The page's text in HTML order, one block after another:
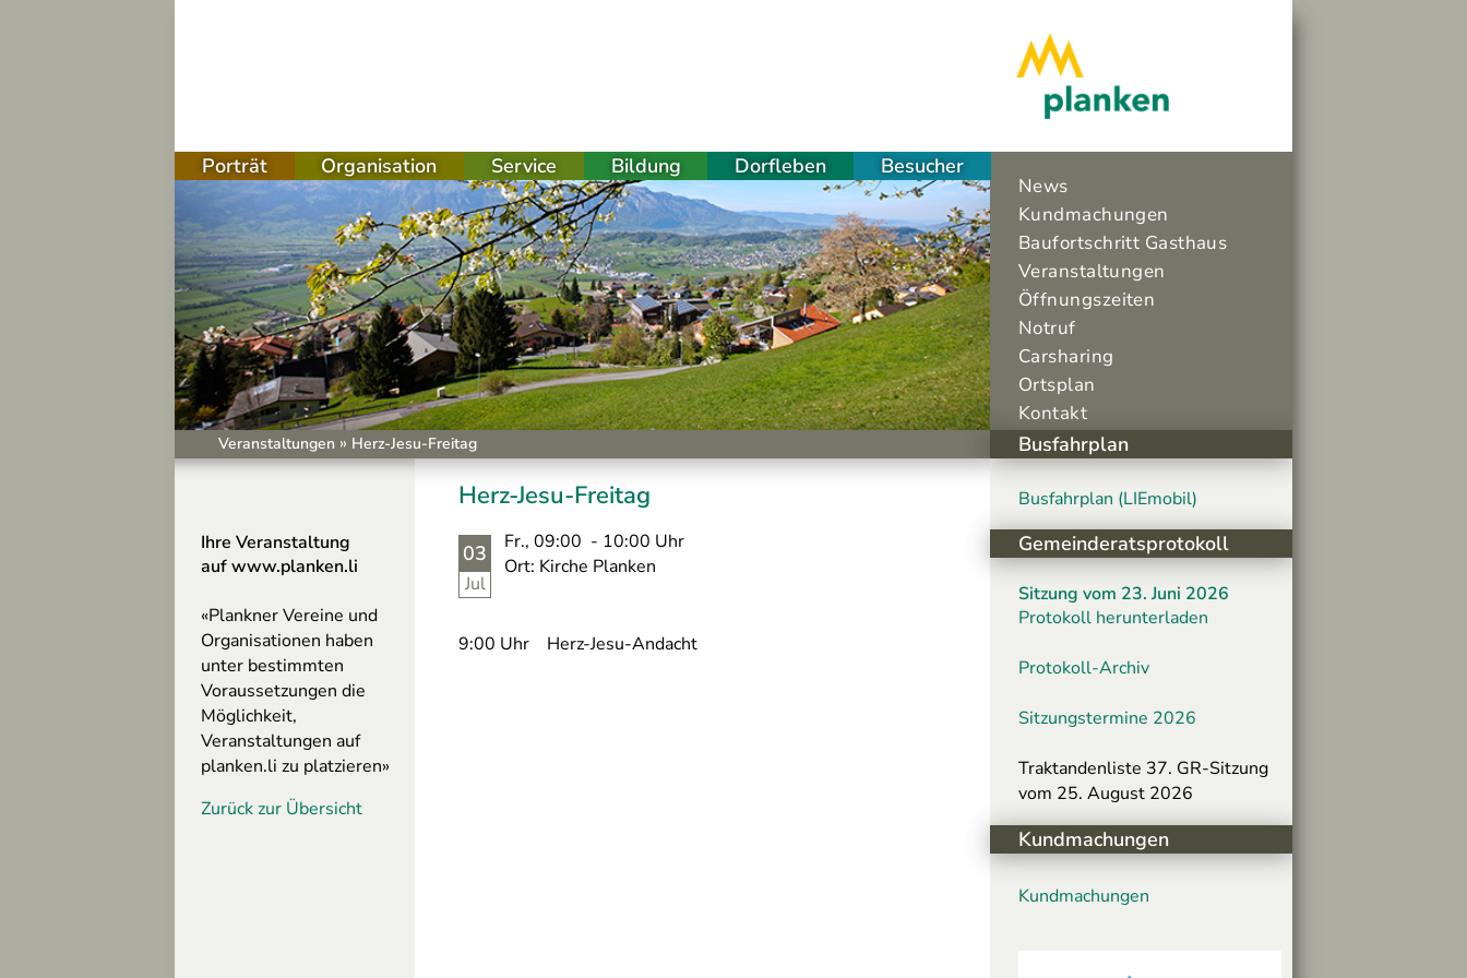
Porträt Organisation Service Bildung Dorfleben Besucher
News
Kundmachungen
Baufortschritt Gasthaus
Veranstaltungen
Öffnungszeiten
Notruf
Carsharing
Ortsplan
Kontakt
Veranstaltungen » Herz-Jesu-Freitag
Ihre Veranstaltung
auf www.planken.li
«Plankner Vereine und
Organisationen haben
unter bestimmten
Voraussetzungen die
Möglichkeit,
Veranstaltungen auf
planken.li zu platzieren»
Zurück zur Übersicht
Herz-Jesu-Freitag
03
Jul
Fr., 09:00 - 10:00 Uhr
Ort: Kirche Planken
9:00 Uhr Herz-Jesu-Andacht
Busfahrplan
Busfahrplan (LIEmobil)
Gemeinderatsprotokoll
Sitzung vom 23. Juni 2026
Protokoll herunterladen
Protokoll-Archiv
Sitzungstermine 2026
Traktandenliste 37. GR-Sitzung
vom 25. August 2026
Kundmachungen
Kundmachungen